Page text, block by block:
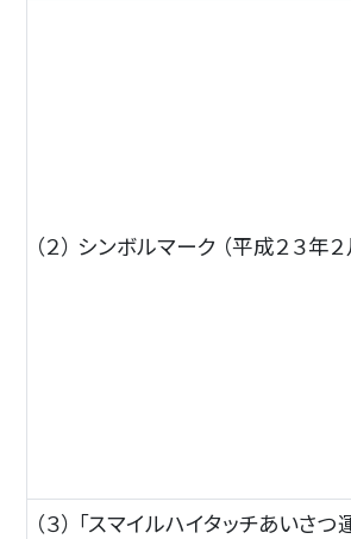
（２） シンボルマーク （平成２３年
（３） 「スマイルハイタッチあいさ